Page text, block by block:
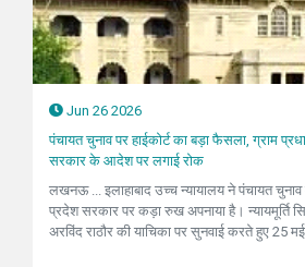
Jun 26 2026
पंचायत चुनाव पर हाईकोर्ट का बड़ा फैसला, ग्राम
सरकार के आदेश पर लगाई रोक
लखनऊ ... इलाहाबाद उच्च न्यायालय ने पंचायत
प्रदेश सरकार पर कड़ा रुख अपनाया है। न्यायमूर्ति
अरविंद राठौर की याचिका पर सुनवाई करते हुए 25